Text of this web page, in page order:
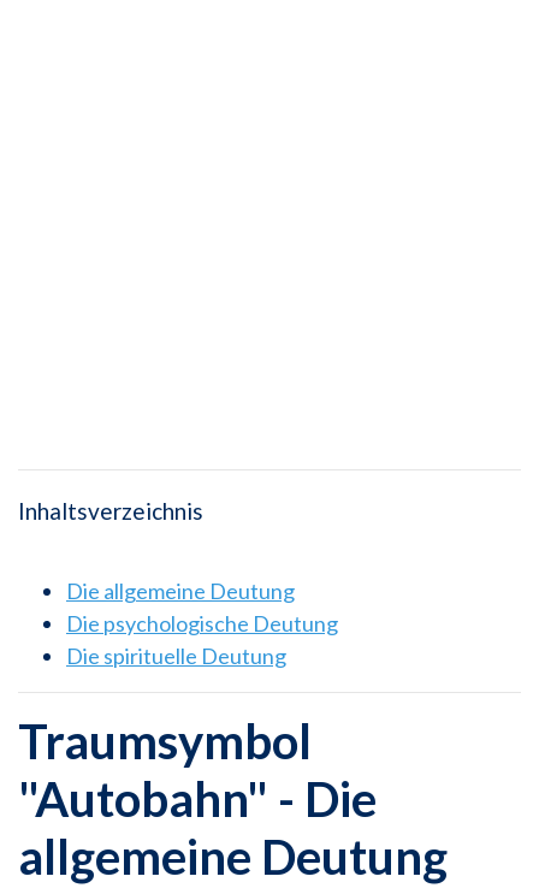
Inhaltsverzeichnis
Die allgemeine Deutung
Die psychologische Deutung
Die spirituelle Deutung
Traumsymbol
"Autobahn" - Die
allgemeine Deutung